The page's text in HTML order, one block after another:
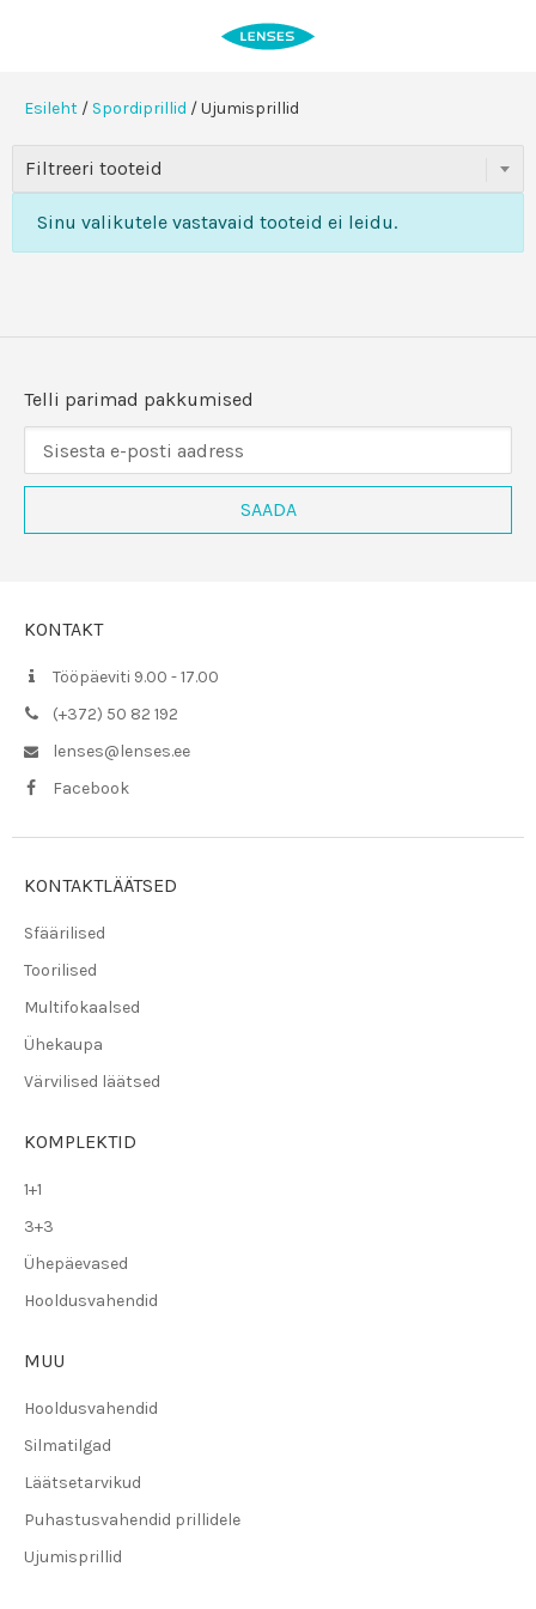
LENSES
Esileht / Spordiprillid / Ujumisprillid
UJUMISPRILLID
Sinu valikutele vastavaid tooteid ei leidu.
Filtreeri tooteid
Telli parimad pakkumised
SAADA
JALUS
KONTAKTLÄÄTSED
Sfäärilised
Toorilised
Multifokaalsed
Ühekaupa
Värvilised läätsed
KOMPLEKTID
1+1
3+3
Ühepäevased
Hooldusvahendid
MUU
Hooldusvahendid
Silmatilgad
Läätsetarvikud
Puhastusvahendid prillidele
Ujumisprillid
KONTAKT
Tööpäeviti 9.00 - 17.00
(+372) 50 82 192
lenses@lenses.ee
Facebook